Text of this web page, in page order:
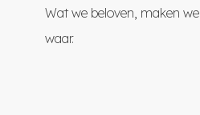
Wat we beloven, maken we
waar.